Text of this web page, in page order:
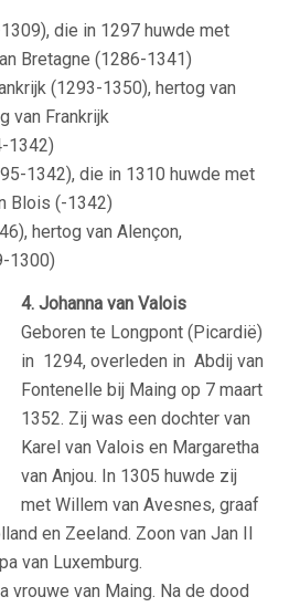
die in 1297 huwde met
Bretagne (1286-1341)
(1293-1350), hertog van
van Frankrijk
1342)
1342), die in 1310 huwde met
Blois (-1342)
hertog van Alençon,
1300)
4. Johanna van Valois
Geboren te Longpont (Picardië)
in 1294, overleden in Abdij van
Fontenelle bij Maing op 7 maart
1352. Zij was een dochter van
Karel van Valois en Margaretha
van Anjou. In 1305 huwde zij
met Willem van Avesnes, graaf
en Zeeland. Zoon van Jan II
van Luxemburg.
vrouwe van Maing. Na de dood